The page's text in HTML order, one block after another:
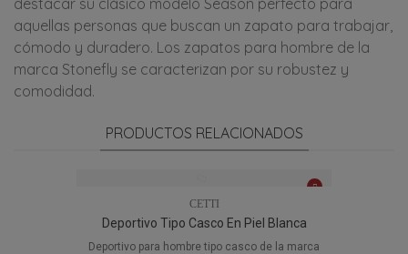
aquellas personas que buscan un zapato para trabajar,
cómodo y duradero. Los zapatos para hombre de la
marca Stonefly se caracterizan por su robustez y
comodidad.
PRODUCTOS RELACIONADOS
CETTI
Deportivo Tipo Casco En Piel Blanca
Deportivo para hombre tipo casco de la marca